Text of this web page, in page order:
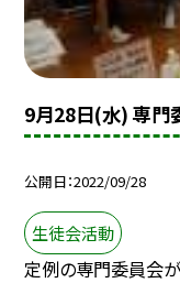
9月28日(水) 専門
公開日 2022/09/28
生徒会活動
定例の専門委員会が